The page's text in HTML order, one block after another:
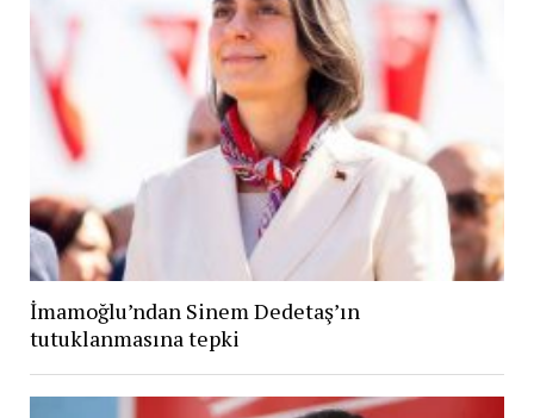
İmamoğlu’ndan Sinem Dedetaş’ın
tutuklanmasına tepki